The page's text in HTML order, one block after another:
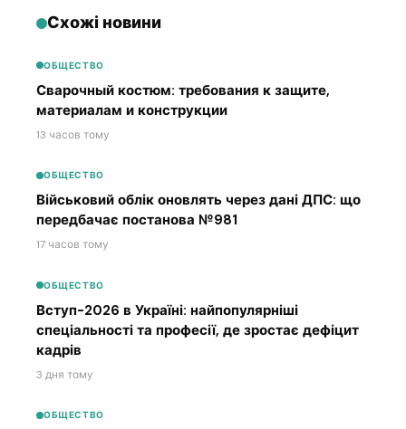
Схожі новини
ОБЩЕСТВО
Сварочный костюм: требования к защите,
материалам и конструкции
13 часов тому
ОБЩЕСТВО
Військовий облік оновлять через дані ДПС: що
передбачає постанова №981
17 часов тому
ОБЩЕСТВО
Вступ-2026 в Україні: найпопулярніші
спеціальності та професії, де зростає дефіцит
кадрів
3 дня тому
ОБЩЕСТВО